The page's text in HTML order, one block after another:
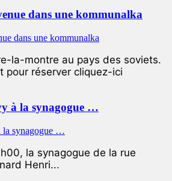
dans une kommunalka
la-montre au pays des soviets.
pour réserver cliquez-ici
à la synagogue …
la synagogue de la rue
Henri...